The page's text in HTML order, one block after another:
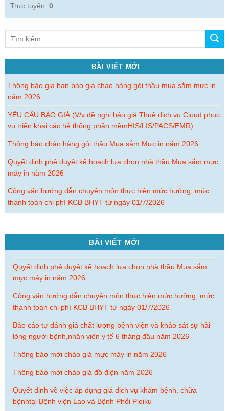
Trực tuyến: 0
BÀI VIẾT MỚI
Thông báo gia hạn báo giá chaò hàng gói thầu mua sắm mực in
năm 2026
YÊU CẦU BÁO GIÁ (V/v đề nghị báo giá Thuê dịch vụ Cloud phục
vụ triển khai các hệ thống phần mềmHIS/LIS/PACS/EMR)
Thông báo chào hàng gói thầu Mua sắm Mực in năm 2026
Quyết định phê duyệt kế hoạch lựa chọn nhà thầu Mua sắm mực
máy in năm 2026
Công văn hướng dẫn chuyên môn thực hiện mức hưởng, mức
thanh toán chi phí KCB BHYT từ ngày 01/7/2026
BÀI VIẾT MỚI
Thông báo gia hạn báo giá chaò hàng gói thầu mua sắm mực
in năm 2026
YÊU CẦU BÁO GIÁ (V/v đề nghị báo giá Thuê dịch vụ Cloud
phục vụ triển khai các hệ thống phần mềmHIS/LIS/PACS/EMR)
Quyết định phê duyệt kế hoạch lựa chọn nhà thầu Mua sắm
mực máy in năm 2026
Công văn hướng dẫn chuyên môn thực hiện mức hưởng, mức
thanh toán chi phí KCB BHYT từ ngày 01/7/2026
Báo cáo tự đánh giá chất lượng bệnh viện và khảo sát sự hài
lòng người bệnh,nhân viên y tế 6 tháng đầu năm 2026
Thông báo mời chào giá mực máy in năm 2026
Thông báo mời chào giá đồ điện năm 2026
Quyết định về việc áp dụng giá dịch vụ khám bệnh, chữa
bệnhtại Bệnh viện Lao và Bệnh Phổi Pleiku
Thông báo V/v mời chào giá gói thầu may quần áo người